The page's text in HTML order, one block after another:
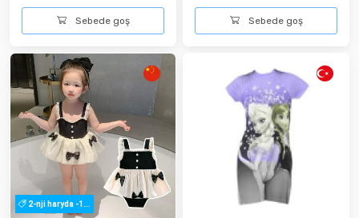
Sebede goş Sebede goş
2-nji haryda -1...